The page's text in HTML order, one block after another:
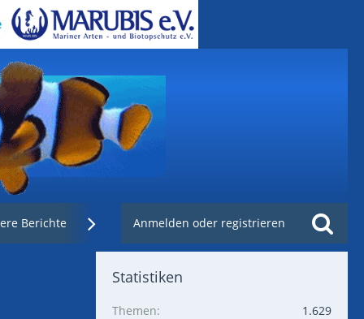
Berichte Weblinks Nachzuchtenregister.de
Anmelden oder registrieren
Statistiken
Themen
1.629